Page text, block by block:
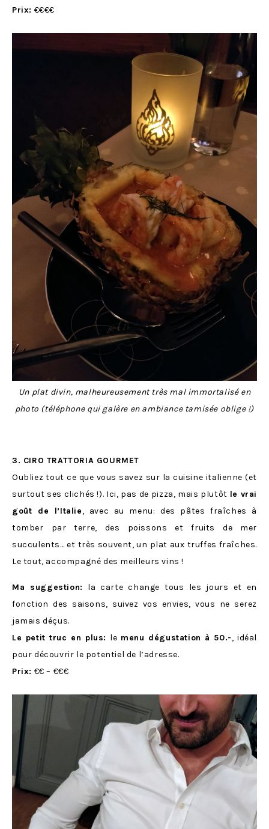
Prix: €€€€
Un plat divin, malheureusement très mal immortalisé en
photo (téléphone qui galère en ambiance tamisée oblige !)
3. CIRO TRATTORIA GOURMET
Oubliez tout ce que vous savez sur la cuisine italienne (et
surtout ses clichés !). Ici, pas de pizza, mais plutôt le vrai
goût de l’Italie, avec au menu: des pâtes fraîches à
tomber par terre, des poissons et fruits de mer
succulents… et très souvent, un plat aux truffes fraîches.
Le tout, accompagné des meilleurs vins !
Ma suggestion:
la carte change tous les jours et en
fonction des saisons, suivez vos envies, vous ne serez
jamais déçus.
Le petit truc en plus: le menu dégustation à 50.-, idéal
pour découvrir le potentiel de l’adresse.
Prix: €€ – €€€